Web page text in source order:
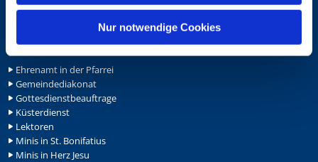
Nur notwendige Cookies
Wohnungvermietung
Ehrenamt
Ehrenamt in der Pfarrei
Gemeindediakonat
Gottesdienstbeauftrage
Küsterdienst
Lektoren
Minis in St. Bonifatius
Minis in Herz Jesu